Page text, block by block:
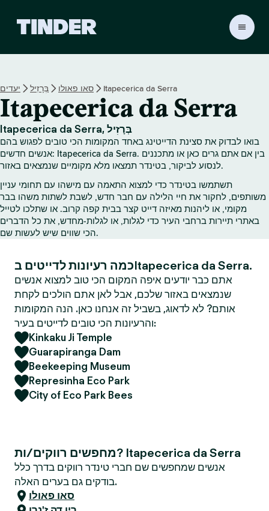
ת
ש
ל
ט
י
נ
ד
יעדים בְּרָזִיל סאו פאולו Itapecerica da Serra
Itapecerica da Serra
Itapecerica da Serra, בְּרָזִיל
בואו לבדוק את סצינת הדייטינג באחד המקומות הכי טובים לפגוש בהם
אנשים חדשים: Itapecerica da Serra. בין אם אתם גרים כאן או מתכננים
לנסוע לביקור, בטינדר תמצאו מלא מקומיים שנמצאים באזור.
תשתמשו בטינדר כדי למצוא התאמה עם מישהו עם תחומי עניין
משותפים, לחקור את חיי הלילה עם חבר חדש, לשבת לשתות משהו בבר
מקומי, או ליהנות מאיזה דייט קצר בבית קפה קרוב. או שתלכו לטייל
באתרי תיירות ברחבי העיר כדי לגלות, או לגלות‑מחדש, את כל הדברים
הכי שווים שיש לעשות שם.
כמה רעיונות לדייטים בItapecerica da Serra.
אתם כבר יודעים איפה המקום הכי טוב למצוא אנשים
שנמצאים באזור שלכם, אבל לאן אתם הולכים לקחת
אותם? לא לדאוג, בשביל זה אנחנו כאן. הנה המקומות
והרעיונות הכי טובים לדייטים בעיר:
Kinkaku Ji Temple
Guarapiranga Dam
Beekeeping Museum
Represinha Eco Park
City of Eco Park Bees
מחפשים רווקים/ות? Itapecerica da Serra
אנשים שמחפשים שם חברי טינדר רווקים בדרך כלל
בודקים גם בערים האלה.
סאו פאולו